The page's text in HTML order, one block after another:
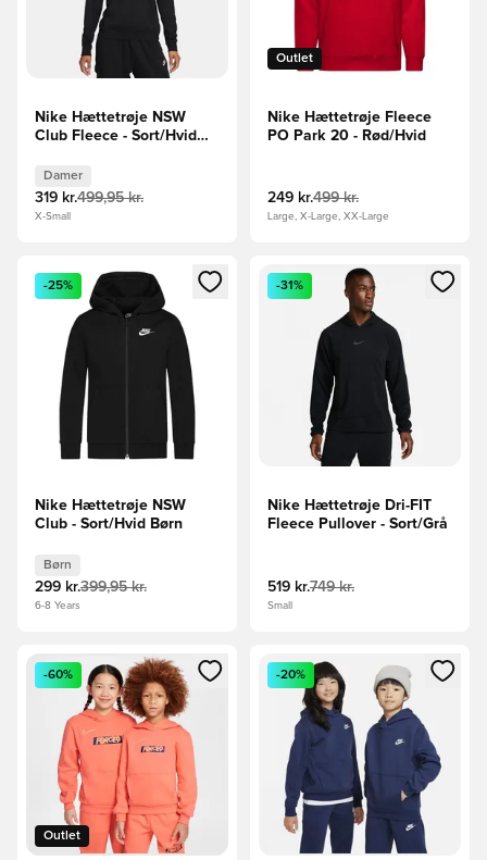
Nike Hættetrøje NSW
Club Fleece - Sort/Hvid
Damer
319 kr.499,95 kr.
X-Small
Outlet
Nike Hættetrøje Fleece
PO Park 20 - Rød/Hvid
249 kr.499 kr.
Large, X-Large, XX-Large
Åbner en Modal til at logge ind eller tilmelde dig som
-25%
Nike Hættetrøje NSW
Club - Sort/Hvid Børn
Børn
299 kr.399,95 kr.
6-8 Years
Åbner en Modal til at logge
-31%
Nike Hættetrøje Dri-FIT
Fleece Pullover - Sort/Grå
519 kr.749 kr.
Small
Åbner en Modal til at logge ind eller tilmelde dig som
Outlet
-60%
Åbner en Modal til at logge
-20%